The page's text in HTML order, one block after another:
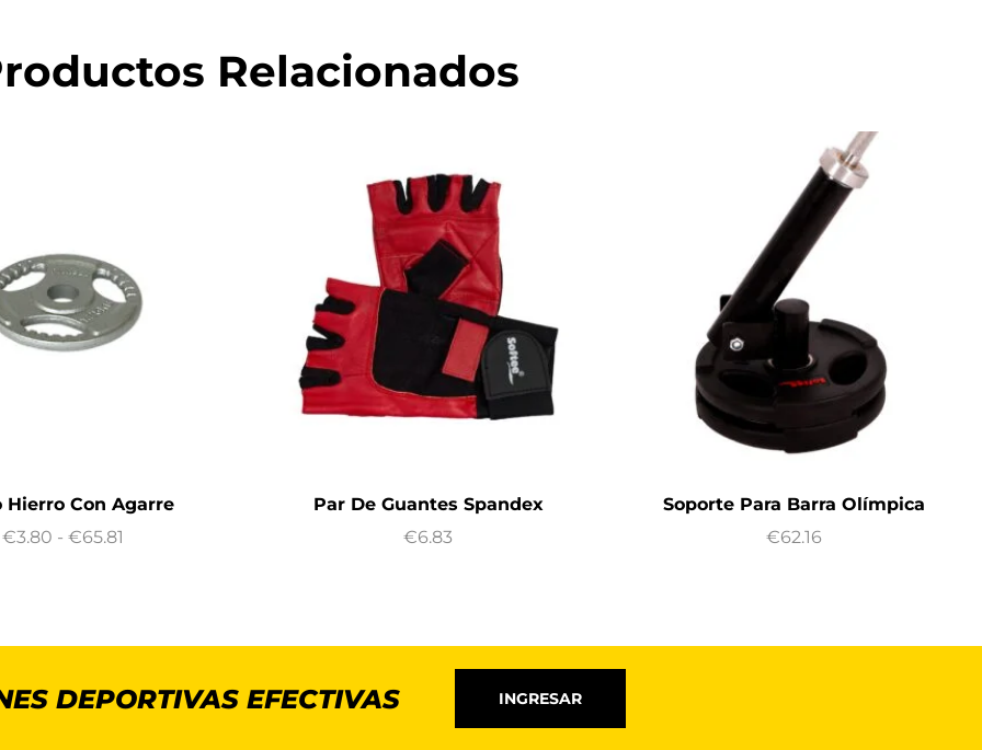
Relacionados
Hierro Con Agarre
€3.80 - €65.81
Par De Guantes Spandex
€6.83
Soporte Para Barra Olímpica
€62.16
DEPORTIVAS EFECTIVAS INGRESAR